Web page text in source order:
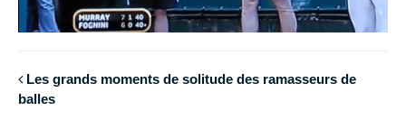
Les grands moments de solitude des ramasseurs de
balles